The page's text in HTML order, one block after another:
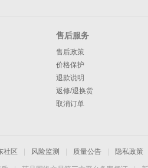
售后服务
售后政策
价格保护
退款说明
返修/退换货
取消订单
社区 风险监测 质量公告 隐私政策